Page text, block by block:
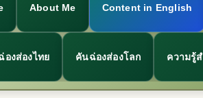
About Me Content in English
องส่องไทย คันฉ่องส่องโลก ความรู้